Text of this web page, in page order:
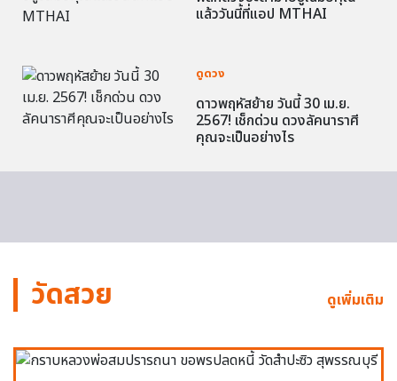
แล้ววันนี้ที่แอป MTHAI
ดูดวง
ดาวพฤหัสย้าย วันนี้ 30 เม.ย.
2567! เช็กด่วน ดวงลัคนาราศี
คุณจะเป็นอย่างไร
วัดสวย ดูเพิ่มเติม